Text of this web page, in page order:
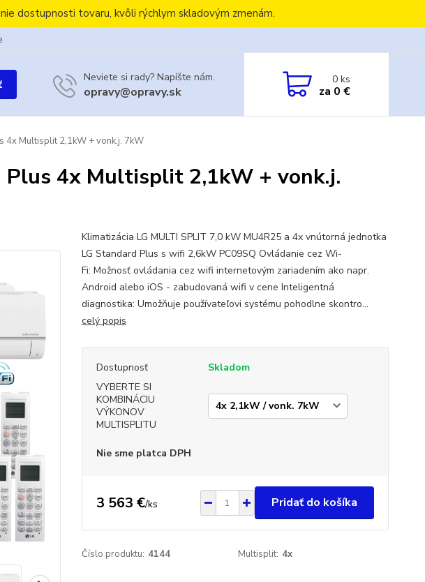
dostupnosti tovaru, kvôli rýchlym skladovým zmenám.
Neviete si rady? Napíšte nám.
opravy@opravy.sk
0ks
za 0 €
4x Multisplit 2,1kW + vonk.j. 7kW
Plus 4x Multisplit 2,1kW + vonk.j.
Klimatizácia LG MULTI SPLIT 7,0 kW MU4R25 a 4x vnútorná jednotka
LG Standard Plus s wifi 2,6kW PC09SQ Ovládanie cez Wi-
Fi: Možnosť ovládania cez wifi internetovým zariadením ako napr.
Android alebo iOS - zabudovaná wifi v cene Inteligentná
diagnostika: Umožňuje používateľovi systému pohodlne skontro...
celý popis
Dostupnosť
Skladom
VYBERTE SI
KOMBINÁCIU
VÝKONOV
MULTISPLITU
Nie sme platca DPH
3 563 €/ks Pridať do košíka
Číslo produktu: 4144 Multisplit: 4x